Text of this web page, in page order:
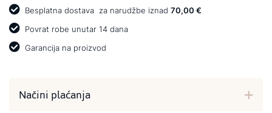
Besplatna dostava za narudžbe iznad 70,00 €
Povrat robe unutar 14 dana
Garancija na proizvod
Načini plaćanja